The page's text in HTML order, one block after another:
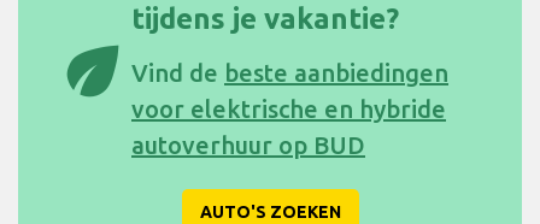
eco
tijdens je vakantie?
Vind de beste aanbiedingen
voor elektrische en hybride
autoverhuur op BUD
AUTO'S ZOEKEN